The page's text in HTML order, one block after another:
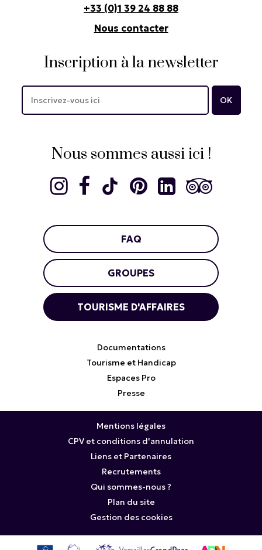
+33 (0)1 39 24 88 88
Nous contacter
Inscription à la newsletter
Nous sommes aussi ici !
FAQ
GROUPES
TOURISME D'AFFAIRES
Documentations
Tourisme et Handicap
Espaces Pro
Presse
Mentions légales
CPV et conditions d'annulation
Liens et Partenaires
Recrutements
Qui sommes-nous ?
Plan du site
Gestion des cookies